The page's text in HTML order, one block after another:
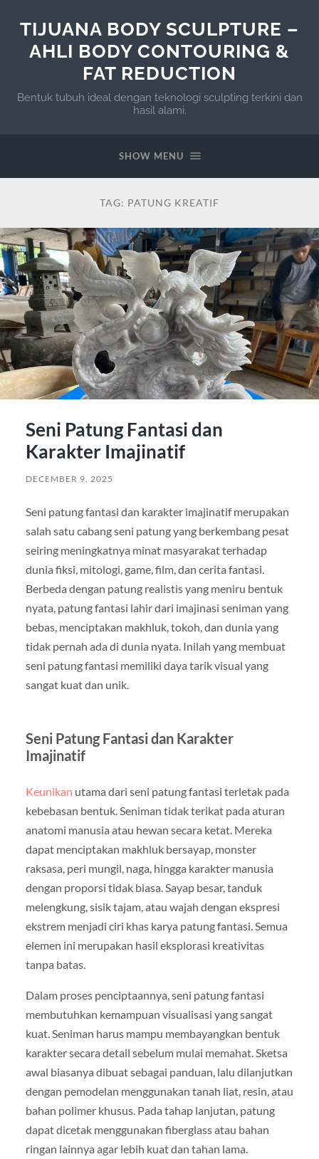
TIJUANA BODY SCULPTURE –
AHLI BODY CONTOURING &
FAT REDUCTION
Bentuk tubuh ideal dengan teknologi sculpting terkini dan
hasil alami.
SHOW MENU
TAG: PATUNG KREATIF
Seni Patung Fantasi dan
Karakter Imajinatif
DECEMBER 9, 2025
Seni patung fantasi dan karakter imajinatif merupakan
salah satu cabang seni patung yang berkembang pesat
seiring meningkatnya minat masyarakat terhadap
dunia fiksi, mitologi, game, film, dan cerita fantasi.
Berbeda dengan patung realistis yang meniru bentuk
nyata, patung fantasi lahir dari imajinasi seniman yang
bebas, menciptakan makhluk, tokoh, dan dunia yang
tidak pernah ada di dunia nyata. Inilah yang membuat
seni patung fantasi memiliki daya tarik visual yang
sangat kuat dan unik.
Seni Patung Fantasi dan Karakter
Imajinatif
Keunikan utama dari seni patung fantasi terletak pada
kebebasan bentuk. Seniman tidak terikat pada aturan
anatomi manusia atau hewan secara ketat. Mereka
dapat menciptakan makhluk bersayap, monster
raksasa, peri mungil, naga, hingga karakter manusia
dengan proporsi tidak biasa. Sayap besar, tanduk
melengkung, sisik tajam, atau wajah dengan ekspresi
ekstrem menjadi ciri khas karya patung fantasi. Semua
elemen ini merupakan hasil eksplorasi kreativitas
tanpa batas.
Dalam proses penciptaannya, seni patung fantasi
membutuhkan kemampuan visualisasi yang sangat
kuat. Seniman harus mampu membayangkan bentuk
karakter secara detail sebelum mulai memahat. Sketsa
awal biasanya dibuat sebagai panduan, lalu dilanjutkan
dengan pemodelan menggunakan tanah liat, resin, atau
bahan polimer khusus. Pada tahap lanjutan, patung
dapat dicetak menggunakan fiberglass atau bahan
ringan lainnya agar lebih kuat dan tahan lama.